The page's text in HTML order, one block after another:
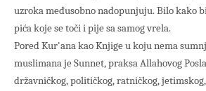
uzroka međusobno nadopunjuju. Bilo kako
pića koje se toči i pije sa samog vrela.
Pored Kur'ana kao Knjige u koju nema
muslimana je Sunnet, praksa Allahovog
državničkog, političkog, ratničkog,